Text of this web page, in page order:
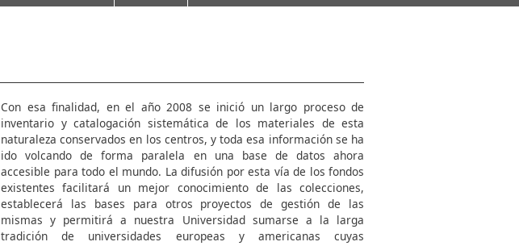
Con esa finalidad, en el año 2008 se inició un largo proceso de
inventario y catalogación sistemática de los materiales de esta
naturaleza conservados en los centros, y toda esa información se ha
ido volcando de forma paralela en una base de datos ahora
accesible para todo el mundo. La difusión por esta vía de los fondos
existentes facilitará un mejor conocimiento de las colecciones,
establecerá las bases para otros proyectos de gestión de las
mismas y permitirá a nuestra Universidad sumarse a la larga
tradición de universidades europeas y americanas cuyas